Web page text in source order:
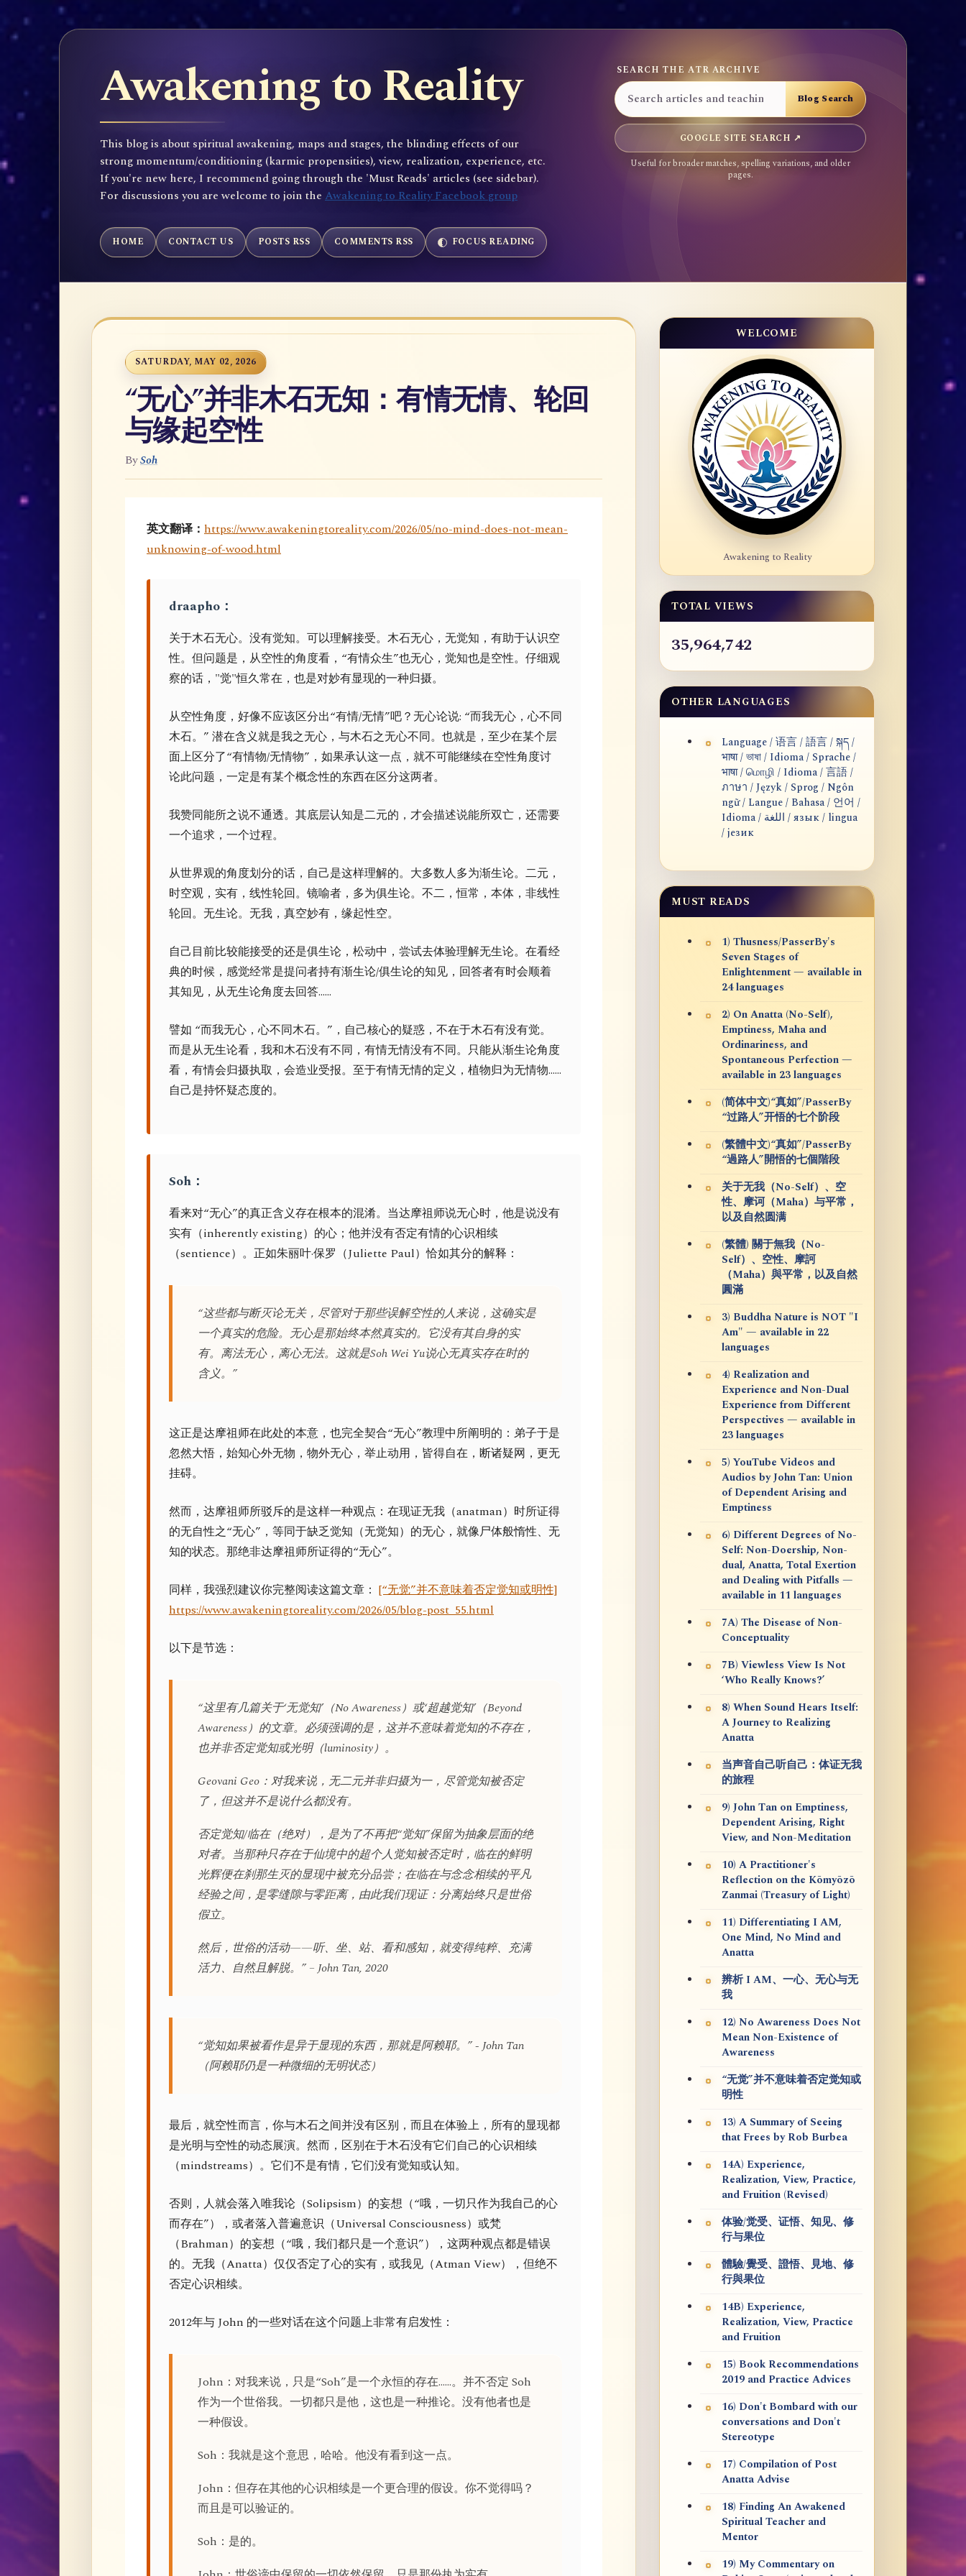
Awakening to Reality
This blog is about spiritual awakening, maps and stages, the blinding effects of our
strong momentum/conditioning (karmic propensities), view, realization, experience, etc.
If you're new here, I recommend going through the 'Must Reads' articles (see sidebar).
For discussions you are welcome to join the Awakening to Reality Facebook group
SEARCH THE ATR ARCHIVE
GOOGLE SITE SEARCH ↗
Useful for broader matches, spelling variations, and older
pages.
HOME CONTACT US POSTS RSS COMMENTS RSS FOCUS READING
SATURDAY, MAY 02, 2026
“无心”并非木石无知：有情无情、轮回
与缘起空性
BySoh
英文翻译： https://www.awakeningtoreality.com/2026/05/no-mind-does-not-mean-
unknowing-of-wood.html
draapho：
关于木石无心。没有觉知。可以理解接受。木石无心，无觉知，有助于认识空
性。但问题是，从空性的角度看，“有情众生”也无心，觉知也是空性。仔细观
察的话，"觉"恒久常在，也是对妙有显现的一种归摄。
从空性角度，好像不应该区分出“有情/无情”吧？无心论说: “而我无心，心不同
木石。” 潜在含义就是我之无心，与木石之无心不同。也就是，至少在某个层
面上区分了“有情物/无情物”，如果承认这一点，就不可能继续在空性角度讨
论此问题，一定是有某个概念性的东西在区分这两者。
我赞同能所之说不通透。其底层认知是二元的，才会描述说能所双亡，还需要
一个追求，一个过程。
从世界观的角度划分的话，自己是这样理解的。大多数人多为渐生论。二元，
时空观，实有，线性轮回。镜喻者，多为俱生论。不二，恒常，本体，非线性
轮回。无生论。无我，真空妙有，缘起性空。
自己目前比较能接受的还是俱生论，松动中，尝试去体验理解无生论。在看经
典的时候，感觉经常是提问者持有渐生论/俱生论的知见，回答者有时会顺着
其知见，从无生论角度去回答……
譬如 “而我无心，心不同木石。”，自己核心的疑惑，不在于木石有没有觉。
而是从无生论看，我和木石没有不同，有情无情没有不同。只能从渐生论角度
看，有情会归摄执取，会造业受报。至于有情无情的定义，植物归为无情物……
自己是持怀疑态度的。
Soh：
看来对“无心”的真正含义存在根本的混淆。当达摩祖师说无心时，他是说没有
实有（inherently existing）的心；他并没有否定有情的心识相续
（sentience）。正如朱丽叶·保罗（Juliette Paul）恰如其分的解释：
“这些都与断灭论无关，尽管对于那些误解空性的人来说，这确实是
一个真实的危险。无心是那始终本然真实的。它没有其自身的实
有。离法无心，离心无法。这就是Soh Wei Yu说心无真实存在时的
含义。”
这正是达摩祖师在此处的本意，也完全契合“无心”教理中所阐明的：弟子于是
忽然大悟，始知心外无物，物外无心，举止动用，皆得自在，断诸疑网，更无
挂碍。
然而，达摩祖师所驳斥的是这样一种观点：在现证无我（anatman）时所证得
的无自性之“无心”，等同于缺乏觉知（无觉知）的无心，就像尸体般惰性、无
知的状态。那绝非达摩祖师所证得的“无心”。
同样，我强烈建议你完整阅读这篇文章： [“无觉”并不意味着否定觉知或明性]
https://www.awakeningtoreality.com/2026/05/blog-post_55.html
以下是节选：
“这里有几篇关于‘无觉知’（No Awareness）或‘超越觉知’（Beyond
Awareness）的文章。必须强调的是，这并不意味着觉知的不存在，
也并非否定觉知或光明（luminosity）。
Geovani Geo：对我来说，无二元并非归摄为一，尽管觉知被否定
了，但这并不是说什么都没有。
否定觉知/临在（绝对），是为了不再把“觉知”保留为抽象层面的绝
对者。当那种只存在于仙境中的超个人觉知被否定时，临在的鲜明
光辉便在刹那生灭的显现中被充分品尝；在临在与念念相续的平凡
经验之间，是零缝隙与零距离，由此我们现证：分离始终只是世俗
假立。
然后，世俗的活动——听、坐、站、看和感知，就变得纯粹、充满
活力、自然且解脱。” – John Tan, 2020
“觉知如果被看作是异于显现的东西，那就是阿赖耶。” - John Tan
（阿赖耶仍是一种微细的无明状态）
最后，就空性而言，你与木石之间并没有区别，而且在体验上，所有的显现都
是光明与空性的动态展演。然而，区别在于木石没有它们自己的心识相续
（mindstreams）。它们不是有情，它们没有觉知或认知。
否则，人就会落入唯我论（Solipsism）的妄想（“哦，一切只作为我自己的心
而存在”），或者落入普遍意识（Universal Consciousness）或梵
（Brahman）的妄想（“哦，我们都只是一个意识”），这两种观点都是错误
的。无我（Anatta）仅仅否定了心的实有，或我见（Atman View），但绝不
否定心识相续。
2012年与 John 的一些对话在这个问题上非常有启发性：
John：对我来说，只是“Soh”是一个永恒的存在……。并不否定 Soh
作为一个世俗我。一切都只是他，这也是一种推论。没有他者也是
一种假设。
Soh：我就是这个意思，哈哈。他没有看到这一点。
John：但存在其他的心识相续是一个更合理的假设。你不觉得吗？
而且是可以验证的。
Soh：是的。
WELCOME
Awakening to Reality
TOTAL VIEWS
35,964,742
OTHER LANGUAGES
Language / 语言 / 語言 / སྐད /
भाषा / ভাষা / Idioma / Sprache /
भाषा / மொழி / Idioma / 言語 /
ภาษา / Język / Sprog / Ngôn
ngữ / Langue / Bahasa / 언어 /
Idioma / اللغة / язык / lingua
/ језик
MUST READS
1) Thusness/PasserBy's
Seven Stages of
Enlightenment — available in
24 languages
2) On Anatta (No-Self),
Emptiness, Maha and
Ordinariness, and
Spontaneous Perfection —
available in 23 languages
(简体中文)“真如”/PasserBy
“过路人”开悟的七个阶段
(繁體中文)“真如”/PasserBy
“過路人”開悟的七個階段
关于无我（No-Self）、空
性、摩诃（Maha）与平常，
以及自然圆满
(繁體) 關于無我（No-
Self）、空性、摩訶
（Maha）與平常，以及自然
圓滿
3) Buddha Nature is NOT "I
Am" — available in 22
languages
4) Realization and
Experience and Non-Dual
Experience from Different
Perspectives — available in
23 languages
5) YouTube Videos and
Audios by John Tan: Union
of Dependent Arising and
Emptiness
6) Different Degrees of No-
Self: Non-Doership, Non-
dual, Anatta, Total Exertion
and Dealing with Pitfalls —
available in 11 languages
7A) The Disease of Non-
Conceptuality
7B) Viewless View Is Not
‘Who Really Knows?’
8) When Sound Hears Itself:
A Journey to Realizing
Anatta
当声音自己听自己：体证无我
的旅程
9) John Tan on Emptiness,
Dependent Arising, Right
View, and Non-Meditation
10) A Practitioner's
Reflection on the Kōmyōzō
Zanmai (Treasury of Light)
11) Differentiating I AM,
One Mind, No Mind and
Anatta
辨析 I AM、一心、无心与无
我
12) No Awareness Does Not
Mean Non-Existence of
Awareness
“无觉”并不意味着否定觉知或
明性
13) A Summary of Seeing
that Frees by Rob Burbea
14A) Experience,
Realization, View, Practice,
and Fruition (Revised)
体验/觉受、证悟、知见、修
行与果位
體驗/覺受、證悟、見地、修
行與果位
14B) Experience,
Realization, View, Practice
and Fruition
15) Book Recommendations
2019 and Practice Advices
16) Don't Bombard with our
conversations and Don't
Stereotype
17) Compilation of Post
Anatta Advise
18) Finding An Awakened
Spiritual Teacher and
Mentor
19) My Commentary on